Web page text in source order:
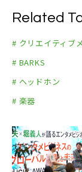
Related
# クリエイティブ
# BARKS
# ヘッドホン
# 楽器